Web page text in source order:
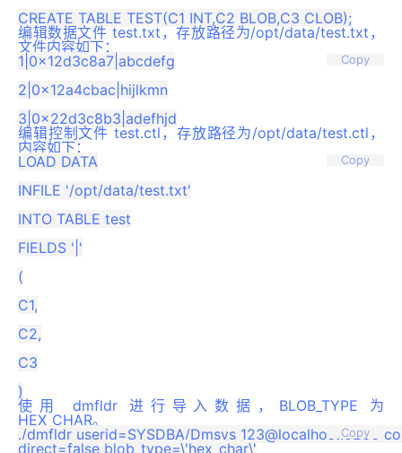
编辑数据文件 test.txt，存放路径为/opt/data/test.txt，
文件内容如下：
Copy
1|0x12d3c8a7|abcdefg
2|0x12a4cbac|hijlkmn
编辑控制文件 test.ctl，存放路径为/opt/data/test.ctl，
内容如下：
Copy
LOAD DATA
INFILE '/opt/data/test.txt'
INTO TABLE test
FIELDS '|'
(
C1,
C2,
C3
使用 dmfldr 进行导入数据，BLOB_TYPE 为
HEX_CHAR。
Copy
./dmfldr userid=SYSDBA/Dmsys_123@localhost:5236